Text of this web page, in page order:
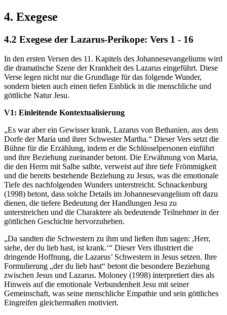
4. Exegese
4.2 Exegese der Lazarus-Perikope: Vers 1 - 16
In den ersten Versen des 11. Kapitels des Johannesevangeliums wird
die dramatische Szene der Krankheit des Lazarus eingeführt. Diese
Verse legen nicht nur die Grundlage für das folgende Wunder,
sondern bieten auch einen tiefen Einblick in die menschliche und
göttliche Natur Jesu.
V1: Einleitende Kontextualisierung
„Es war aber ein Gewisser krank, Lazarus von Bethanien, aus dem
Dorfe der Maria und ihrer Schwester Martha.“ Dieser Vers setzt die
Bühne für die Erzählung, indem er die Schlüsselpersonen einführt
und ihre Beziehung zueinander betont. Die Erwähnung von Maria,
die den Herrn mit Salbe salbte, verweist auf ihre tiefe Frömmigkeit
und die bereits bestehende Beziehung zu Jesus, was die emotionale
Tiefe des nachfolgenden Wunders unterstreicht. Schnackenburg
(1998) betont, dass solche Details im Johannesevangelium oft dazu
dienen, die tiefere Bedeutung der Handlungen Jesu zu
unterstreichen und die Charaktere als bedeutende Teilnehmer in der
göttlichen Geschichte hervorzuheben.
„Da sandten die Schwestern zu ihm und ließen ihm sagen: ,Herr,
siehe, der du lieb hast, ist krank.‘“ Dieser Vers illustriert die
dringende Hoffnung, die Lazarus’ Schwestern in Jesus setzen. Ihre
Formulierung „der du lieb hast“ betont die besondere Beziehung
zwischen Jesus und Lazarus. Moloney (1998) interpretiert dies als
Hinweis auf die emotionale Verbundenheit Jesu mit seiner
Gemeinschaft, was seine menschliche Empathie und sein göttliches
Eingreifen gleichermaßen motiviert.